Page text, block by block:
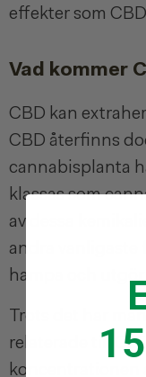
effekter som
Vad kommer
CBD kan
CBD återfinns
cannabisplanta
klassas som
av dessa
andra vanligaste
hampa och utgör
Trots det har
relaterade till
koncentrationen